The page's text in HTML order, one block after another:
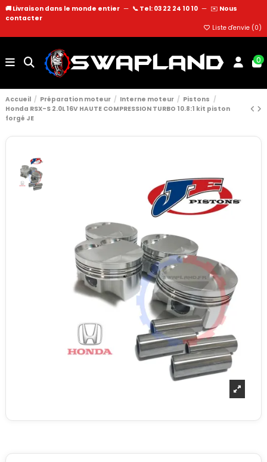
🚚 Livraison dans le monde entier — 📞 Tel: 03 22 24 10 10 — ✉️ Nous
contacter
Liste d'envie (0)
0
Accueil Préparation moteur Interne moteur
Pistons
Honda RSX-S 2.0L 16V HAUTE COMPRESSION TURBO 10.8:1 kit piston
forgé JE